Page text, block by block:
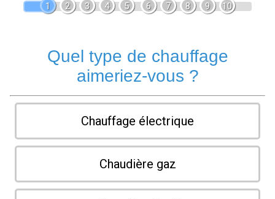
1 2 3 4 5 6 7 8 9 10
Quel type de chauffage
aimeriez-vous ?
Chauffage électrique
Chaudière gaz